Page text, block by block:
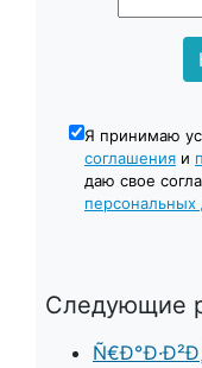
Я принимаю
соглашения и
даю свое
персональных
Следующие